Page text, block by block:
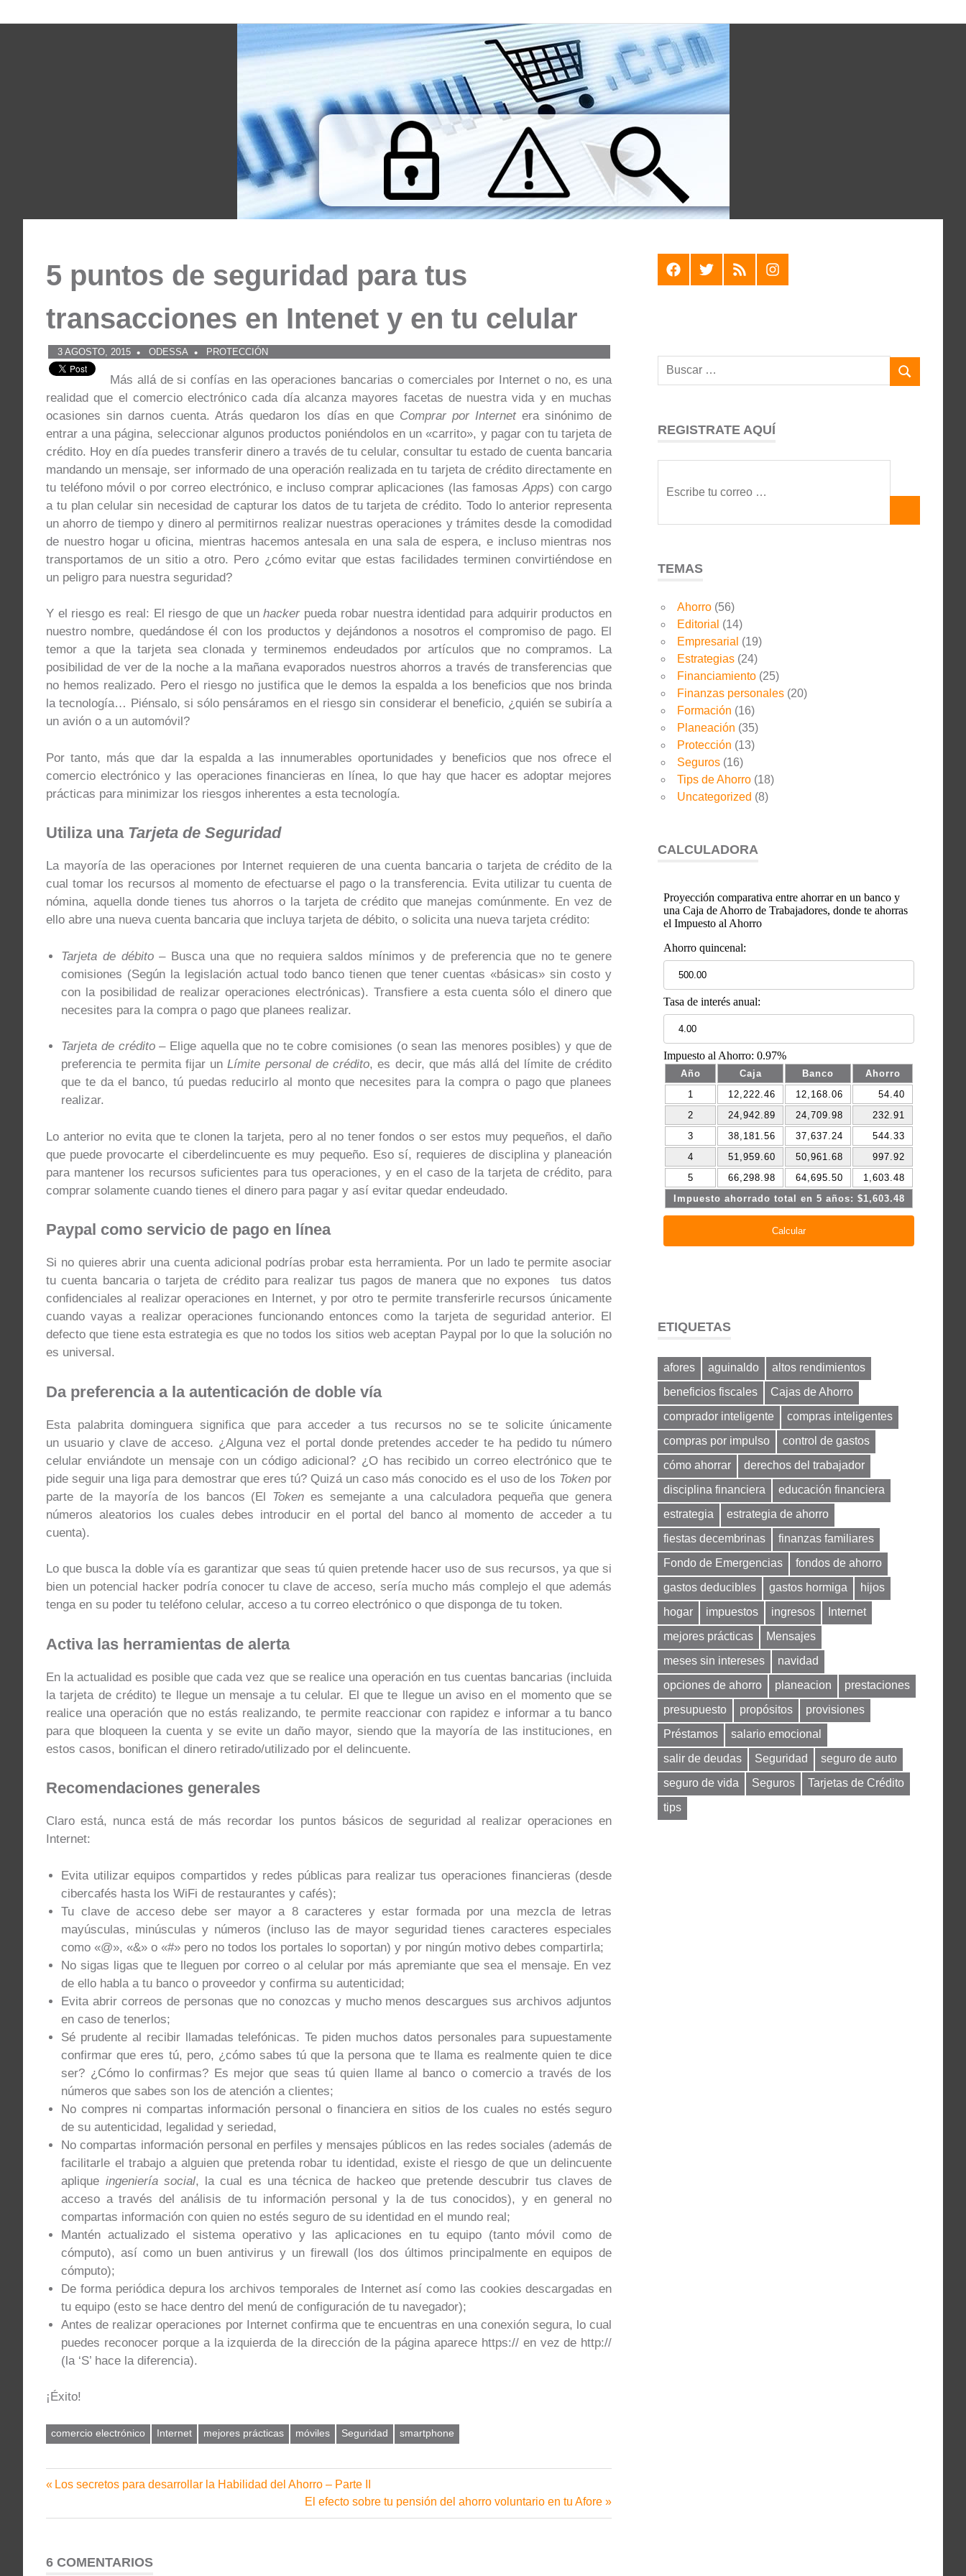
Comunidad
5 puntos de seguridad para tus
transacciones en Intenet y en tu celular
3 AGOSTO, 2015 ODESSA PROTECCIÓN
Más allá de si confías en las operaciones bancarias o comerciales por Internet o no, es una
realidad que el comercio electrónico cada día alcanza mayores facetas de nuestra vida y en muchas
ocasiones sin darnos cuenta. Atrás quedaron los días en que Comprar por Internetera sinónimo de
entrar a una página, seleccionar algunos productos poniéndolos en un «carrito», y pagar con tu tarjeta de
crédito. Hoy en día puedes transferir dinero a través de tu celular, consultar tu estado de cuenta bancaria
mandando un mensaje, ser informado de una operación realizada en tu tarjeta de crédito directamente en
tu teléfono móvil o por correo electrónico, e incluso comprar aplicaciones (las famosas Apps) con cargo
a tu plan celular sin necesidad de capturar los datos de tu tarjeta de crédito. Todo lo anterior representa
un ahorro de tiempo y dinero al permitirnos realizar nuestras operaciones y trámites desde la comodidad
de nuestro hogar u oficina, mientras hacemos antesala en una sala de espera, e incluso mientras nos
transportamos de un sitio a otro. Pero ¿cómo evitar que estas facilidades terminen convirtiéndose en
un peligro para nuestra seguridad?
Y el riesgo es real: El riesgo de que unhacker pueda robar nuestra identidad para adquirir productos en
nuestro nombre, quedándose él con los productos y dejándonos a nosotros el compromiso de pago. El
temor a que la tarjeta sea clonada y terminemos endeudados por artículos que no compramos. La
posibilidad de ver de la noche a la mañana evaporados nuestros ahorros a través de transferencias que
no hemos realizado. Pero el riesgo no justifica que le demos la espalda a los beneficios que nos brinda
la tecnología… Piénsalo, si sólo pensáramos en el riesgo sin considerar el beneficio, ¿quién se subiría a
un avión o a un automóvil?
Por tanto, más que dar la espalda a las innumerables oportunidades y beneficios que nos ofrece el
comercio electrónico y las operaciones financieras en línea, lo que hay que hacer es adoptar mejores
prácticas para minimizar los riesgos inherentes a esta tecnología.
Utiliza una Tarjeta de Seguridad
La mayoría de las operaciones por Internet requieren de una cuenta bancaria o tarjeta de crédito de la
cual tomar los recursos al momento de efectuarse el pago o la transferencia. Evita utilizar tu cuenta de
nómina, aquella donde tienes tus ahorros o la tarjeta de crédito que manejas comúnmente. En vez de
ello abre una nueva cuenta bancaria que incluya tarjeta de débito, o solicita una nueva tarjeta crédito:
Tarjeta de débito– Busca una que no requiera saldos mínimos y de preferencia que no te genere
comisiones (Según la legislación actual todo banco tienen que tener cuentas «básicas» sin costo y
con la posibilidad de realizar operaciones electrónicas). Transfiere a esta cuenta sólo el dinero que
necesites para la compra o pago que planees realizar.
Tarjeta de crédito– Elige aquella que no te cobre comisiones (o sean las menores posibles) y que de
preferencia te permita fijar unLímite personal de crédito, es decir, que más allá del límite de crédito
que te da el banco, tú puedas reducirlo al monto que necesites para la compra o pago que planees
realizar.
Lo anterior no evita que te clonen la tarjeta, pero al no tener fondos o ser estos muy pequeños, el daño
que puede provocarte el ciberdelincuente es muy pequeño. Eso sí, requieres de disciplina y planeación
para mantener los recursos suficientes para tus operaciones, y en el caso de la tarjeta de crédito, para
comprar solamente cuando tienes el dinero para pagar y así evitar quedar endeudado.
Paypal como servicio de pago en línea
Si no quieres abrir una cuenta adicional podrías probar esta herramienta. Por un lado te permite asociar
tu cuenta bancaria o tarjeta de crédito para realizar tus pagos de manera que no expones tus datos
confidenciales al realizar operaciones en Internet, y por otro te permite transferirle recursos únicamente
cuando vayas a realizar operaciones funcionando entonces como la tarjeta de seguridad anterior. El
defecto que tiene esta estrategia es que no todos los sitios web aceptan Paypal por lo que la solución no
es universal.
Da preferencia a la autenticación de doble vía
Esta palabrita dominguera significa que para acceder a tus recursos no se te solicite únicamente
un usuario y clave de acceso. ¿Alguna vez el portal donde pretendes acceder te ha pedido tu número
celular enviándote un mensaje con un código adicional? ¿O has recibido un correo electrónico que te
pide seguir una liga para demostrar que eres tú? Quizá un caso más conocido es el uso de los Token por
parte de la mayoría de los bancos (El Token es semejante a una calculadora pequeña que genera
números aleatorios los cuales debes introducir en el portal del banco al momento de acceder a tu
cuenta).
Lo que busca la doble vía es garantizar que seas tú quien pretende hacer uso de sus recursos, ya que si
bien un potencial hacker podría conocer tu clave de acceso, sería mucho más complejo el que además
tenga en su poder tu teléfono celular, acceso a tu correo electrónico o que disponga de tu token.
Activa las herramientas de alerta
En la actualidad es posible que cada vez que se realice una operación en tus cuentas bancarias (incluida
la tarjeta de crédito) te llegue un mensaje a tu celular. El que te llegue un aviso en el momento que se
realice una operación que no estás realizando, te permite reaccionar con rapidez e informar a tu banco
para que bloqueen la cuenta y se evite un daño mayor, siendo que la mayoría de las instituciones, en
estos casos, bonifican el dinero retirado/utilizado por el delincuente.
Recomendaciones generales
Claro está, nunca está de más recordar los puntos básicos de seguridad al realizar operaciones en
Internet:
Evita utilizar equipos compartidos y redes públicas para realizar tus operaciones financieras (desde
cibercafés hasta los WiFi de restaurantes y cafés);
Tu clave de acceso debe ser mayor a 8 caracteres y estar formada por una mezcla de letras
mayúsculas, minúsculas y números (incluso las de mayor seguridad tienes caracteres especiales
como «@», «&» o «#» pero no todos los portales lo soportan) y por ningún motivo debes compartirla;
No sigas ligas que te lleguen por correo o al celular por más apremiante que sea el mensaje. En vez
de ello habla a tu banco o proveedor y confirma su autenticidad;
Evita abrir correos de personas que no conozcas y mucho menos descargues sus archivos adjuntos
en caso de tenerlos;
Sé prudente al recibir llamadas telefónicas. Te piden muchos datos personales para supuestamente
confirmar que eres tú, pero, ¿cómo sabes tú que la persona que te llama es realmente quien te dice
ser? ¿Cómo lo confirmas? Es mejor que seas tú quien llame al banco o comercio a través de los
números que sabes son los de atención a clientes;
No compres ni compartas información personal o financiera en sitios de los cuales no estés seguro
de su autenticidad, legalidad y seriedad,
No compartas información personal en perfiles y mensajes públicos en las redes sociales (además de
facilitarle el trabajo a alguien que pretenda robar tu identidad, existe el riesgo de que un delincuente
aplique ingeniería social, la cual es una técnica de hackeo que pretende descubrir tus claves de
acceso a través del análisis de tu información personal y la de tus conocidos), y en general no
compartas información con quien no estés seguro de su identidad en el mundo real;
Mantén actualizado el sistema operativo y las aplicaciones en tu equipo (tanto móvil como de
cómputo), así como un buen antivirus y un firewall (los dos últimos principalmente en equipos de
cómputo);
De forma periódica depura los archivos temporales de Internet así como las cookies descargadas en
tu equipo (esto se hace dentro del menú de configuración de tu navegador);
Antes de realizar operaciones por Internet confirma que te encuentras en una conexión segura, lo cual
puedes reconocer porque a la izquierda de la dirección de la página aparece https:// en vez de http://
(la ‘S’ hace la diferencia).
¡Éxito!
comercio electrónico Internet mejores prácticas móviles Seguridad smartphone
Navegación
de
Entrada
Los secretos para desarrollar la Habilidad del Ahorro – Parte II
Siguiente
entrada:
El efecto sobre tu pensión del ahorro voluntario en tu Afore
6 COMENTARIOS
F T R I
REGISTRATE AQUÍ
TEMAS
Ahorro (56)
Editorial (14)
Empresarial (19)
Estrategias (24)
Financiamiento (25)
Finanzas personales (20)
Formación (16)
Planeación (35)
Protección (13)
Seguros (16)
Tips de Ahorro (18)
Uncategorized (8)
CALCULADORA
ETIQUETAS
afores aguinaldo
altos rendimientos
beneficios fiscales
Cajas de Ahorro
comprador inteligente
compras inteligentes
compras por impulso
control de gastos
cómo ahorrar
derechos del trabajador
disciplina financiera
educación financiera
estrategia
estrategia de ahorro
fiestas decembrinas
finanzas familiares
Fondo de Emergencias
fondos de ahorro
gastos deducibles
gastos hormiga
hijos
hogar
impuestos ingresos
Internet
mejores prácticas
Mensajes
meses sin intereses
navidad
opciones de ahorro
planeacion
prestaciones
presupuesto
propósitos
provisiones
Préstamos
salario emocional
salir de deudas
Seguridad
seguro de auto
seguro de vida
Seguros
Tarjetas de Crédito
tips